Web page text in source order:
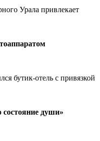
Урала привлекает
бутик-отель с привязкой
души»